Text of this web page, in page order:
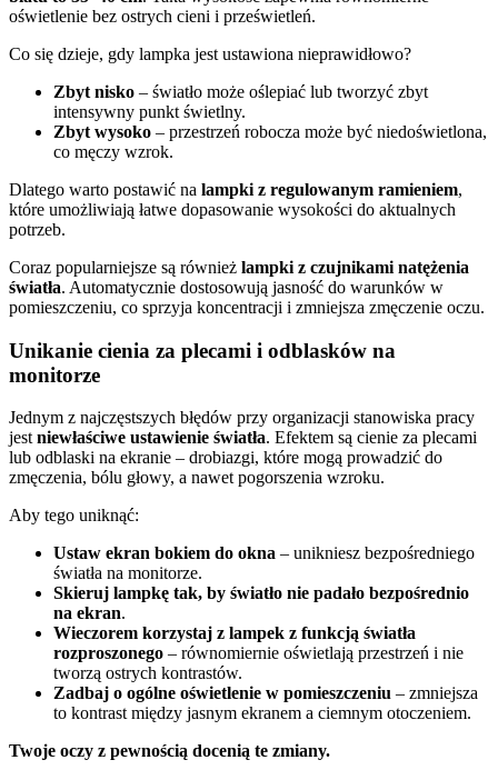
oświetlenie bez ostrych cieni i prześwietleń.
Co się dzieje, gdy lampka jest ustawiona nieprawidłowo?
Zbyt nisko – światło może oślepiać lub tworzyć zbyt
intensywny punkt świetlny.
Zbyt wysoko – przestrzeń robocza może być niedoświetlona,
co męczy wzrok.
Dlatego warto postawić na lampki z regulowanym ramieniem,
które umożliwiają łatwe dopasowanie wysokości do aktualnych
potrzeb.
Coraz popularniejsze są również lampki z czujnikami natężenia
światła. Automatycznie dostosowują jasność do warunków w
pomieszczeniu, co sprzyja koncentracji i zmniejsza zmęczenie oczu.
Unikanie cienia za plecami i odblasków na
monitorze
Jednym z najczęstszych błędów przy organizacji stanowiska pracy
jest niewłaściwe ustawienie światła. Efektem są cienie za plecami
lub odblaski na ekranie – drobiazgi, które mogą prowadzić do
zmęczenia, bólu głowy, a nawet pogorszenia wzroku.
Aby tego uniknąć:
Ustaw ekran bokiem do okna – unikniesz bezpośredniego
światła na monitorze.
Skieruj lampkę tak, by światło nie padało bezpośrednio
na ekran.
Wieczorem korzystaj z lampek z funkcją światła
rozproszonego – równomiernie oświetlają przestrzeń i nie
tworzą ostrych kontrastów.
Zadbaj o ogólne oświetlenie w pomieszczeniu – zmniejsza
to kontrast między jasnym ekranem a ciemnym otoczeniem.
Twoje oczy z pewnością docenią te zmiany.